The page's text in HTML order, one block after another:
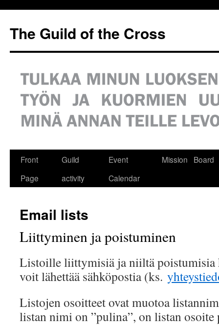
The Guild of the Cross
Front
Page
Guild
activity
Event
Calendar
Mission Board
Email lists
Liittyminen ja poistuminen
Listoille liittymisiä ja niiltä poistumisia
voit lähettää sähköpostia (ks.
Listojen osoitteet ovat muotoa
listan nimi on ”pulina”, on listan